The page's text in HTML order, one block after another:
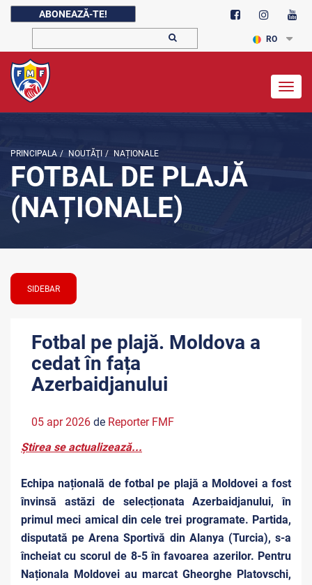
ABONEAZĂ-TE!
RO
PRINCIPALA / NOUTĂŢI / NAȚIONALE
FOTBAL DE PLAJĂ
(NAȚIONALE)
SIDEBAR
Fotbal pe plajă. Moldova a
cedat în fața
Azerbaidjanului
05 apr 2026 de Reporter FMF
Știrea se actualizează...
Echipa națională de fotbal pe plajă a Moldovei a fost
învinsă astăzi de selecționata Azerbaidjanului, în
primul meci amical din cele trei programate. Partida,
disputată pe Arena Sportivă din Alanya (Turcia), s-a
încheiat cu scorul de 8-5 în favoarea azerilor. Pentru
Naționala Moldovei au marcat Gheorghe Platovschi,